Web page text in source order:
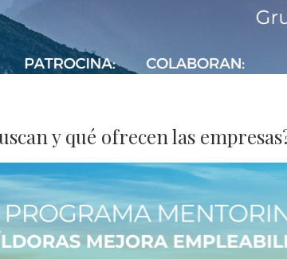
y qué ofrecen las